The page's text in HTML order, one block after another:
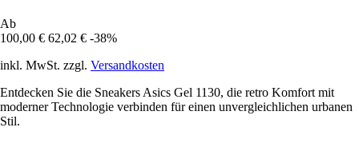
Ab
100,00 € 62,02 € -38%
inkl. MwSt. zzgl. Versandkosten
Entdecken Sie die Sneakers Asics Gel 1130, die retro Komfort mit
moderner Technologie verbinden für einen unvergleichlichen urbanen
Stil.